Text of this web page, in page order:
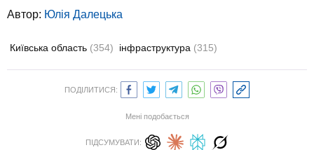
Автор: Юлiя Далецька
Київська область (354) інфраструктура (315)
ПОДІЛИТИСЯ:
Мені подобається
ПІДСУМУВАТИ: